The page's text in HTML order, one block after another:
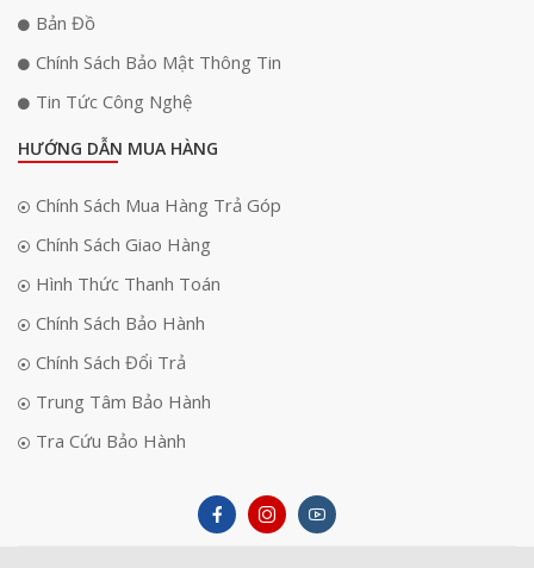
Bản Đồ
Chính Sách Bảo Mật Thông Tin
Tin Tức Công Nghệ
HƯỚNG DẪN MUA HÀNG
Chính Sách Mua Hàng Trả Góp
Chính Sách Giao Hàng
Hình Thức Thanh Toán
Chính Sách Bảo Hành
Chính Sách Đổi Trả
Trung Tâm Bảo Hành
Tra Cứu Bảo Hành